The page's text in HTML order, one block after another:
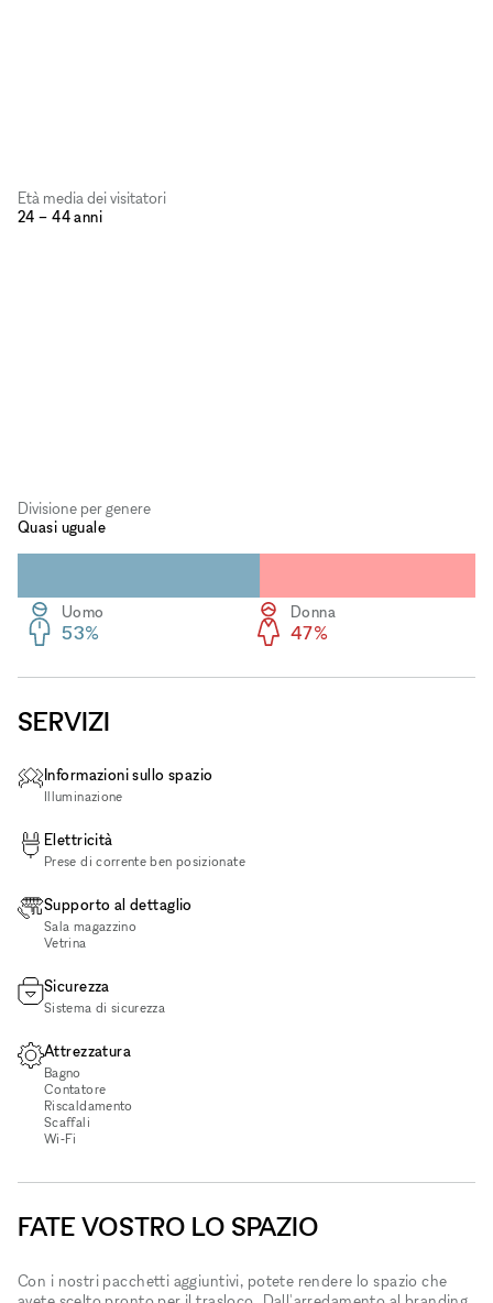
Età media dei visitatori
24 – 44 anni
Divisione per genere
Quasi uguale
Donna
47%
Uomo
53%
SERVIZI
Informazioni sullo spazio
Illuminazione
Elettricità
Prese di corrente ben posizionate
Supporto al dettaglio
Sala magazzino
Vetrina
Sicurezza
Sistema di sicurezza
Attrezzatura
Bagno
Contatore
Riscaldamento
Scaffali
Wi‑Fi
FATE VOSTRO LO SPAZIO
Con i nostri pacchetti aggiuntivi, potete rendere lo spazio che